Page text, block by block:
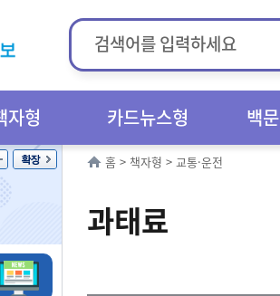
자형 카드뉴스형 백
홈 > 책자형 > 교통·운전
과태료